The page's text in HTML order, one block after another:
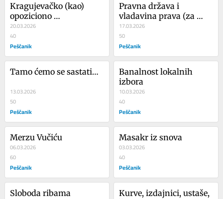
Kragujevačko (kao)
opoziciono
ikonoborstvo
20.03.2026
40
Peščanik
Pravna država i
vladavina prava (za
Srbe)
17.03.2026
50
Peščanik
Tamo ćemo se sastati…
13.03.2026
50
Peščanik
Banalnost lokalnih
izbora
10.03.2026
40
Peščanik
Merzu Vučiću
06.03.2026
60
Peščanik
Masakr iz snova
03.03.2026
40
Peščanik
Sloboda ribama
Kurve, izdajnici, ustaše,